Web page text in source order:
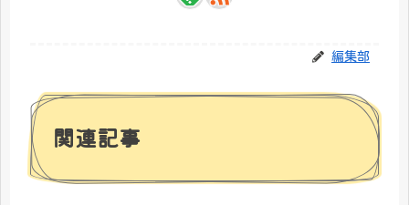
編集部
関連記事